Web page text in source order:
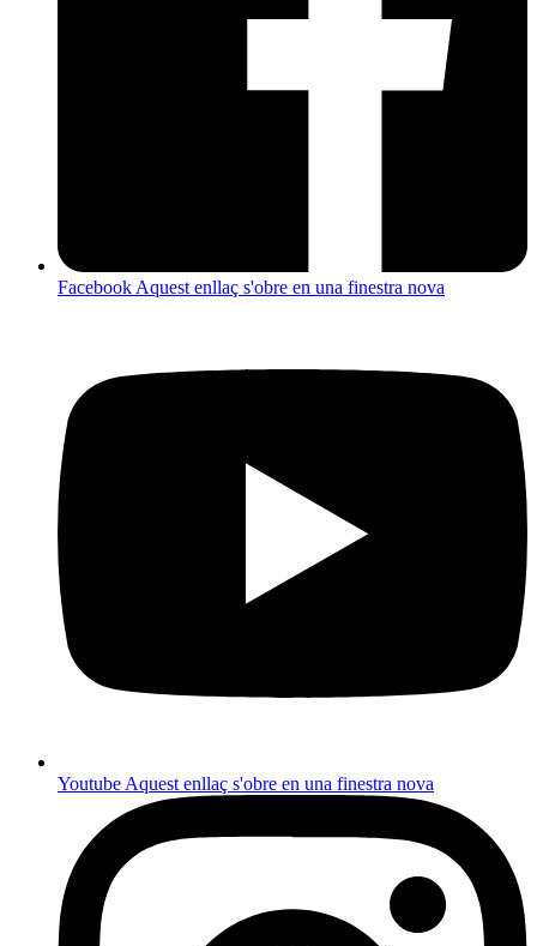
Facebook Aquest enllaç s'obre en una finestra nova
Youtube Aquest enllaç s'obre en una finestra nova